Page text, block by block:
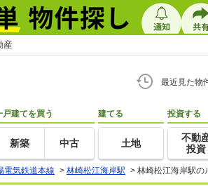
産
最近見た物
戸建てを買う
新築 中古
建てる
土地
投資する
不動
投資
電気鉄道本線 > 林崎松江海岸駅 > 林崎松江海岸駅の